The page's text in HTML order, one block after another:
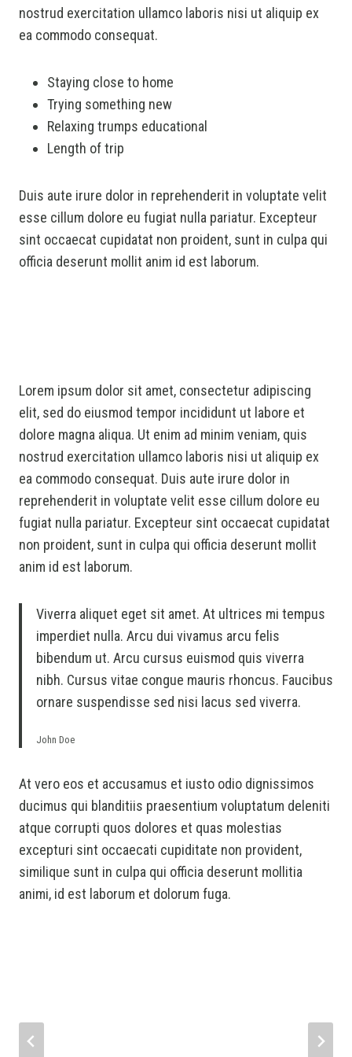
nostrud exercitation ullamco laboris nisi ut aliquip ex
ea commodo consequat.
Staying close to home
Trying something new
Relaxing trumps educational
Length of trip
Duis aute irure dolor in reprehenderit in voluptate velit
esse cillum dolore eu fugiat nulla pariatur. Excepteur
sint occaecat cupidatat non proident, sunt in culpa qui
officia deserunt mollit anim id est laborum.
Lorem ipsum dolor sit amet, consectetur adipiscing
elit, sed do eiusmod tempor incididunt ut labore et
dolore magna aliqua. Ut enim ad minim veniam, quis
nostrud exercitation ullamco laboris nisi ut aliquip ex
ea commodo consequat. Duis aute irure dolor in
reprehenderit in voluptate velit esse cillum dolore eu
fugiat nulla pariatur. Excepteur sint occaecat cupidatat
non proident, sunt in culpa qui officia deserunt mollit
anim id est laborum.
Viverra aliquet eget sit amet. At ultrices mi tempus
imperdiet nulla. Arcu dui vivamus arcu felis
bibendum ut. Arcu cursus euismod quis viverra
nibh. Cursus vitae congue mauris rhoncus. Faucibus
ornare suspendisse sed nisi lacus sed viverra.
John Doe
At vero eos et accusamus et iusto odio dignissimos
ducimus qui blanditiis praesentium voluptatum deleniti
atque corrupti quos dolores et quas molestias
excepturi sint occaecati cupiditate non provident,
similique sunt in culpa qui officia deserunt mollitia
animi, id est laborum et dolorum fuga.